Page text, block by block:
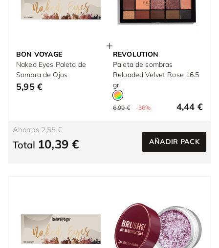
BON VOYAGE
Naked Eyes Paleta de
Sombra de Ojos
5,95 €
REVOLUTION
Paleta de sombras
Reloaded Velvet Rose 16.5
gr
6,99 € -36% 4,44 €
Ahorras 2,55 €
Total 10,39 € AÑADIR PACK